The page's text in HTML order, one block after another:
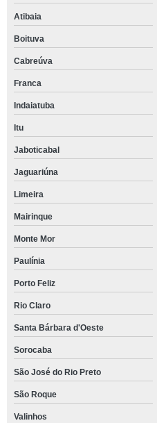
Atibaia
Boituva
Cabreúva
Franca
Indaiatuba
Itu
Jaboticabal
Jaguariúna
Limeira
Mairinque
Monte Mor
Paulínia
Porto Feliz
Rio Claro
Santa Bárbara d'Oeste
Sorocaba
São José do Rio Preto
São Roque
Valinhos